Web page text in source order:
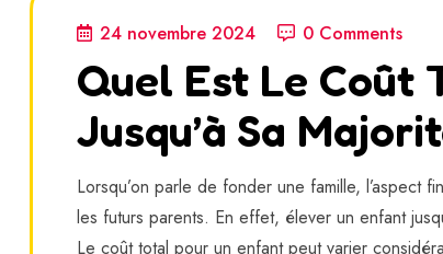
24 novembre 2024 0 Comments
Quel Est Le Coût
Jusqu’à Sa
Lorsqu’on parle de fonder une famille, l’aspect
les futurs parents. En effet, élever un enfant
Le coût total pour un enfant peut varier